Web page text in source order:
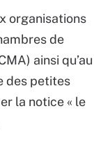
organisations
de
ainsi qu’au
des petites
la notice « le